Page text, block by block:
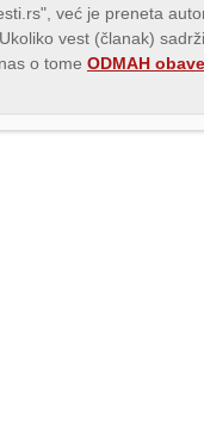
već je preneta
. Ukoliko vest (članak)
o tome ODMAH